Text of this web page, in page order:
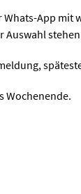
App mit
Wochenende.